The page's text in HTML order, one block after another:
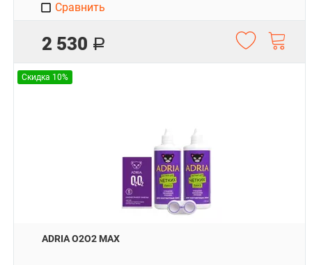
2 530 Р
Сравнить
Скидка 10%
ADRIA O2O2 MAX